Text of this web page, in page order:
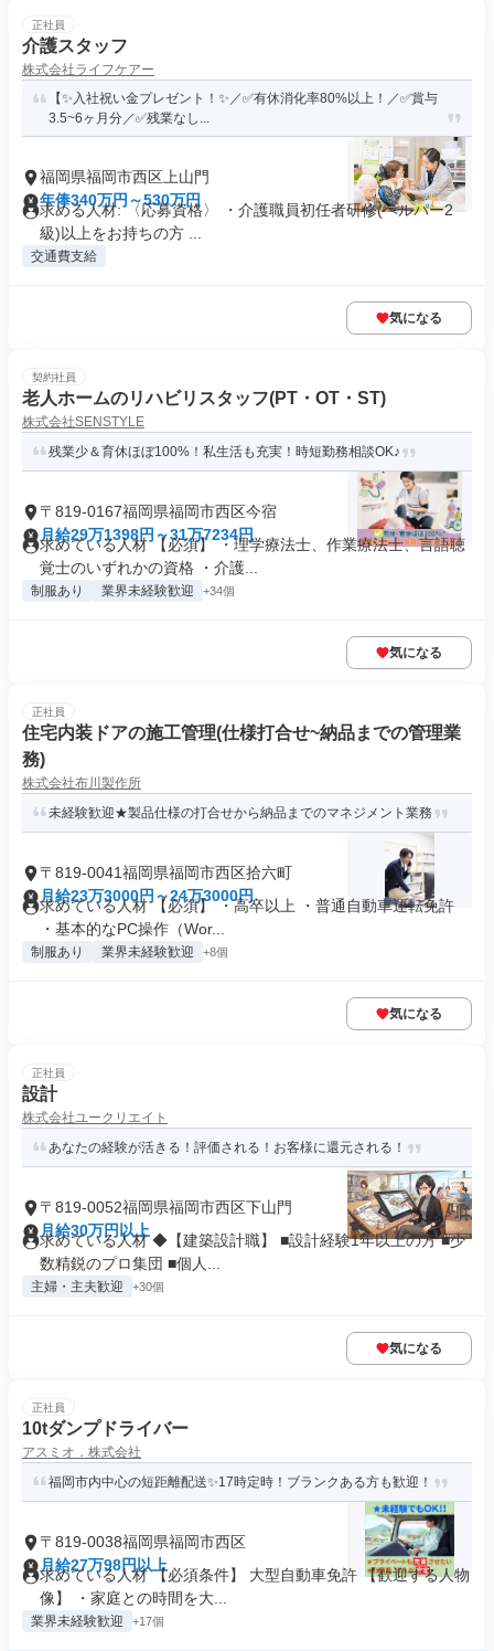
正社員
介護スタッフ
株式会社ライフケアー
【✨入社祝い金プレゼント！✨／✅有休消化率80%以上！／✅賞与
3.5~6ヶ月分／✅残業なし...
福岡県福岡市西区上山門
年俸340万円～530万円
求める人材: 〈応募資格〉 ・介護職員初任者研修(ヘルパー2
級)以上をお持ちの方 ...
交通費支給
気になる
契約社員
老人ホームのリハビリスタッフ(PT・OT・ST)
株式会社SENSTYLE
残業少＆育休ほぼ100%！私生活も充実！時短勤務相談OK♪
〒819-0167福岡県福岡市西区今宿
月給29万1398円～31万7234円
求めている人材 【必須】 ・理学療法士、作業療法士、言語聴
覚士のいずれかの資格 ・介護...
制服あり 業界未経験歓迎 +34個
気になる
正社員
住宅内装ドアの施工管理(仕様打合せ~納品までの管理業
務)
株式会社布川製作所
未経験歓迎★製品仕様の打合せから納品までのマネジメント業務
〒819-0041福岡県福岡市西区拾六町
月給23万3000円～24万3000円
求めている人材 【必須】 ・高卒以上 ・普通自動車運転免許
・基本的なPC操作（Wor...
制服あり 業界未経験歓迎 +8個
気になる
正社員
設計
株式会社ユークリエイト
あなたの経験が活きる！評価される！お客様に還元される！
〒819-0052福岡県福岡市西区下山門
月給30万円以上
求めている人材 ◆【建築設計職】 ■設計経験1年以上の方 ■少
数精鋭のプロ集団 ■個人...
主婦・主夫歓迎 +30個
気になる
正社員
10tダンプドライバー
アスミオ．株式会社
福岡市内中心の短距離配送✨17時定時！ブランクある方も歓迎！
〒819-0038福岡県福岡市西区
月給27万98円以上
求めている人材 【必須条件】 大型自動車免許 【歓迎する人物
像】 ・家庭との時間を大...
業界未経験歓迎 +17個